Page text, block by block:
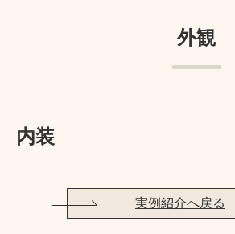
外観
内装
実例紹介へ戻る